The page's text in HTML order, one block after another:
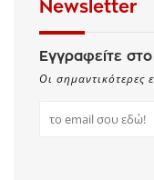
Newsletter
Εγγραφείτε
Οι